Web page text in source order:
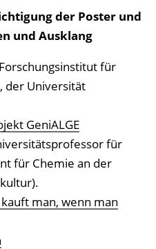
der Poster und
und Ausklang
für
der Universität
GeniALGE
für
für Chemie an der
man, wenn man